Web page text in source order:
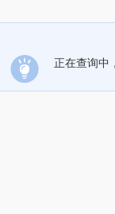
正在查询中